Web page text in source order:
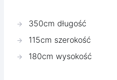
350cm długość
115cm szerokość
180cm wysokość